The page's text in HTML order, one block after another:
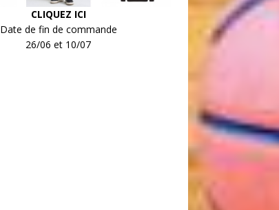
CLIQUEZ ICI
Date de fin de commande
26/06 et 10/07